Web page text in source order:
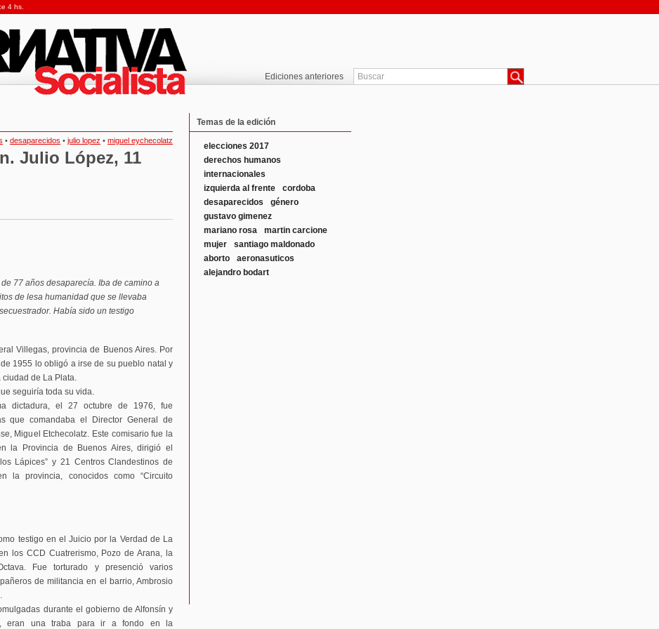
4 hs.
Ediciones anteriores
• desaparecidos • julio lopez • miguel eychecolatz
Julio López, 11
77 años desaparecía. Iba de camino a
de lesa humanidad que se llevaba
Había sido un testigo
Villegas, provincia de Buenos Aires. Por
1955 lo obligó a irse de su pueblo natal y
de La Plata.
seguiría toda su vida.
dictadura, el 27 octubre de 1976, fue
que comandaba el Director General de
Miguel Etchecolatz. Este comisario fue la
la Provincia de Buenos Aires, dirigió el
Lápices” y 21 Centros Clandestinos de
la provincia, conocidos como “Circuito
testigo en el Juicio por la Verdad de La
los CCD Cuatrerismo, Pozo de Arana, la
Fue torturado y presenció varios
de militancia en el barrio, Ambrosio
durante el gobierno de Alfonsín y
eran una traba para ir a fondo en la
Temas de la edición
elecciones 2017
derechos humanos
internacionales
izquierda al frente
cordoba
desaparecidos
género
gustavo gimenez
mariano rosa
martin carcione
mujer
santiago maldonado
aborto
aeronasuticos
alejandro bodart